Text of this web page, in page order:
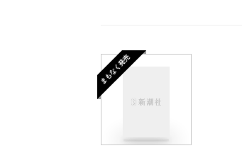
まもなく発売